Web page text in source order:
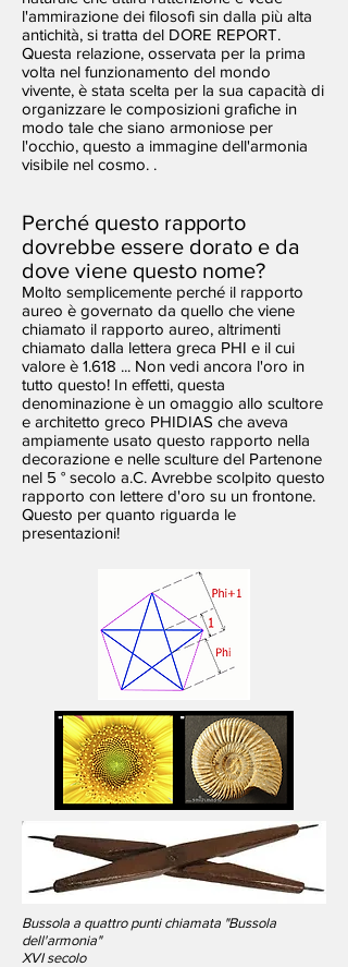
l'ammirazione dei filosofi sin dalla più alta
antichità, si tratta del DORE REPORT.
Questa relazione, osservata per la prima
volta nel funzionamento del mondo
vivente, è stata scelta per la sua capacità di
organizzare le composizioni grafiche in
modo tale che siano armoniose per
l'occhio, questo a immagine dell'armonia
visibile nel cosmo. .
Perché questo rapporto
dovrebbe essere dorato e da
dove viene questo nome?
Molto semplicemente perché il rapporto
aureo è governato da quello che viene
chiamato il rapporto aureo, altrimenti
chiamato dalla lettera greca PHI e il cui
valore è 1.618 ... Non vedi ancora l'oro in
tutto questo! In effetti, questa
denominazione è un omaggio allo scultore
e architetto greco PHIDIAS che aveva
ampiamente usato questo rapporto nella
decorazione e nelle sculture del Partenone
nel 5 ° secolo a.C. Avrebbe scolpito questo
rapporto con lettere d'oro su un frontone.
Questo per quanto riguarda le
presentazioni!
Bussola a quattro punti chiamata "Bussola
dell'armonia"
XVI secolo